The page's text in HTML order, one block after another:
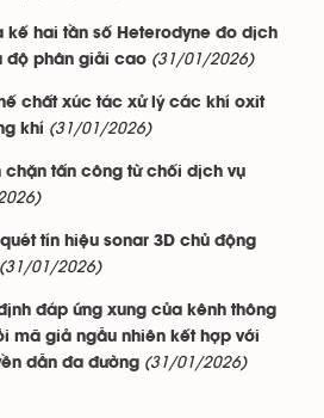
kế hai tần số Heterodyne đo dịch
độ phân giải cao (31/01/2026)
chất xúc tác xử lý các khí oxit
khí (31/01/2026)
chặn tấn công từ chối dịch vụ
tín hiệu sonar 3D chủ động
(31/01/2026)
đáp ứng xung của kênh thông
mã giả ngẫu nhiên kết hợp với
dẫn đa đường (31/01/2026)